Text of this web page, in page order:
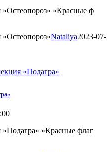
«Остеопороз» «Красные ф
«Остеопороз»Nataliya2023-07-
«Подагра»
«Подагра» «Красные флаг